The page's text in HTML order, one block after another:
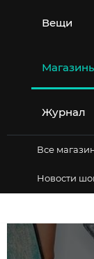
содержимому
Вещи
Журнал
Все
Новости